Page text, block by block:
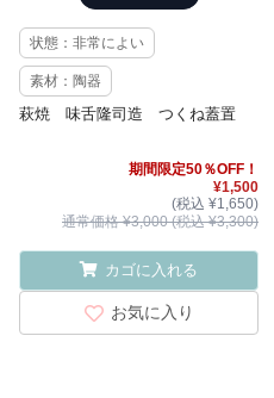
状態：非常によい
素材：陶器
萩焼 味舌隆司造 つくね蓋置
期間限定50％OFF！
¥1,500
(税込 ¥1,650)
通常価格 ¥3,000 (税込 ¥3,300)
カゴに入れる
お気に入り